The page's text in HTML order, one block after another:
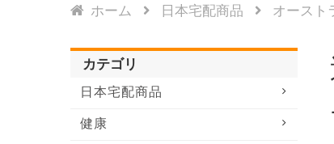
ホーム 日本宅配商品 オースト
カテゴリ
日本宅配商品
健康